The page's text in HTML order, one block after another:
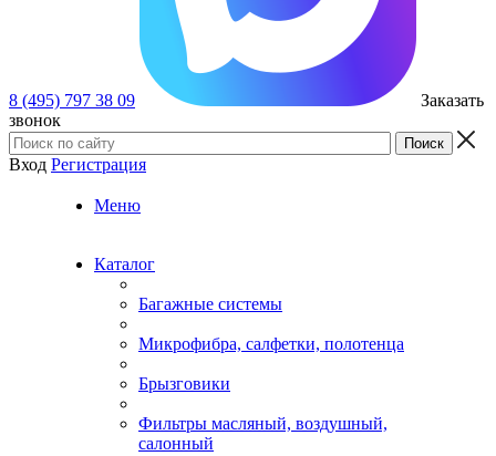
8 (495) 797 38 09
Заказать
звонок
Вход Регистрация
Меню
Каталог
Багажные системы
Микрофибра, салфетки, полотенца
Брызговики
Фильтры масляный, воздушный,
салонный